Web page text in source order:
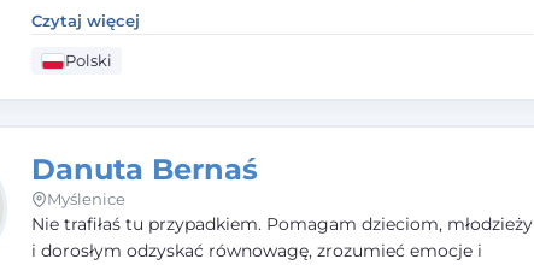
potwierdzonej skuteczności. Towarzyszę młodzieży,
dorosłym i parom w radzeniu sobie z bolesnymi
doświadczeniami tak, by mogli żyć pełniej.
Czytaj więcej
Polski
Danuta Bernaś
Myślenice
Nie trafiłaś tu przypadkiem. Pomagam dzieciom, młodzieży
i dorosłym odzyskać równowagę, zrozumieć emocje i